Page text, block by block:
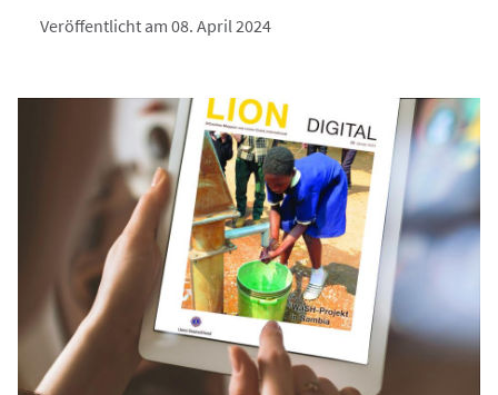
Veröffentlicht am 08. April 2024